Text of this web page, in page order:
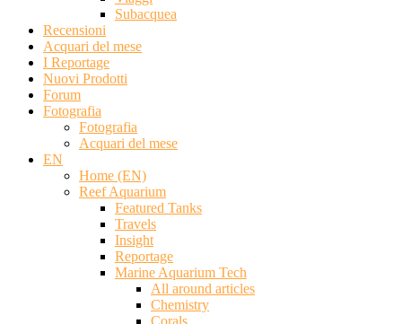
Subacquea
Recensioni
Acquari del mese
I Reportage
Nuovi Prodotti
Forum
Fotografia
Fotografia
Acquari del mese
EN
Home (EN)
Reef Aquarium
Featured Tanks
Travels
Insight
Reportage
Marine Aquarium Tech
All around articles
Chemistry
Corals